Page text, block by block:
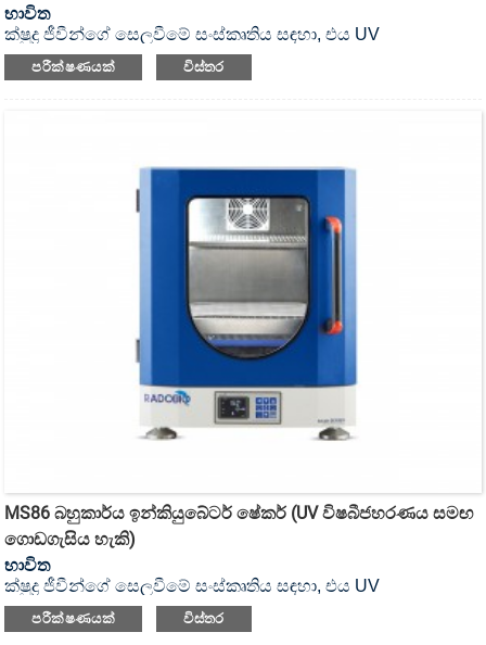
භාවිත
ක්ෂුද්‍ර ජීවීන්ගේ සෙලවීමේ සංස්කෘතිය සඳහා, එය UV
විෂබීජහරණය කළ හැකි ඉන්කියුබේටර් ෂේකර් ය.
පරීක්ෂණයක් විස්තර
MS86 බහුකාර්ය ඉන්කියුබේටර් ෂේකර් (UV විෂබීජහරණය සමඟ
ගොඩගැසිය හැකි)
භාවිත
ක්ෂුද්‍ර ජීවීන්ගේ සෙලවීමේ සංස්කෘතිය සඳහා, එය UV
විෂබීජහරණය කළ හැකි ඉන්කියුබේටර් ෂේකර් ය.
පරීක්ෂණයක් විස්තර